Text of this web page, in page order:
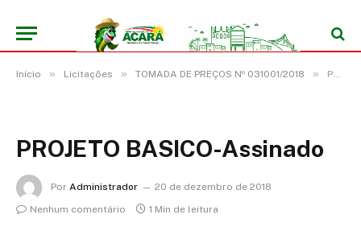
Início » Licitações » TOMADA DE PREÇOS Nº 031001/2018 » PROJETO BASICO-Assinado
PROJETO BASICO-Assinado
Por Administrador
20 de dezembro de 2018
Nenhum comentário
1 Min de leitura